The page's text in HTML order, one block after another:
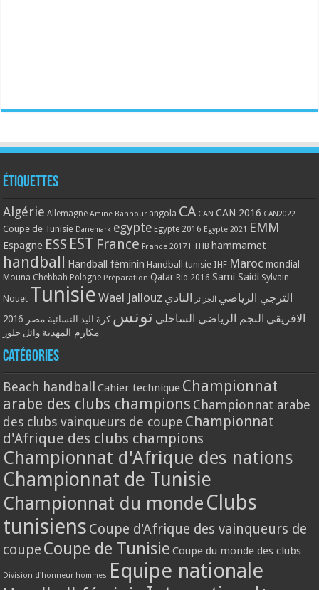
Étiquettes
Algérie Allemagne Amine Bannour angola CA CAN CAN 2016 CAN2022
Coupe de Tunisie Danemark egypte Egypte 2016 Egypte 2021 EMM
Espagne ESS EST France France 2017 FTHB hammamet
handball Handball féminin Handball tunisie IHF Maroc mondial
Mouna Chebbah Pologne Préparation Qatar Rio 2016 Sami Saidi Sylvain
Nouet Tunisie Wael Jallouz الترجي الرياضي الجزائر النادي
الافريقي النجم الرياضي الساحلي تونس كرة اليد النسائية مصر 2016
مكارم المهدية وائل جلوز
Catégories
Beach handball Cahier technique Championnat
arabe des clubs champions Championnat arabe
des clubs vainqueurs de coupe Championnat
d'Afrique des clubs champions
Championnat d'Afrique des nations
Championnat de Tunisie
Championnat du monde Clubs
tunisiens Coupe d'Afrique des vainqueurs de
coupe Coupe de Tunisie Coupe du monde des clubs
Division d'honneur hommes Equipe nationale